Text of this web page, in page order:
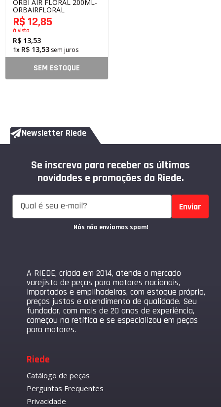
ORBI AIR FLORAL 200ML-
ORBAIRFLORAL
R$ 13,53
R$ 12,85
à vista
1x R$ 13,53 sem juros
SEM ESTOQUE
Newsletter Riede
Se inscreva para receber as últimas
novidades e promoções da Riede.
Enviar
Nós não enviamos spam!
A RIEDE, criada em 2014, atende o mercado
varejista de peças para motores nacionais,
importados e empilhadeiras, com estoque próprio,
preços justos e atendimento de qualidade. Seu
fundador, com mais de 20 anos de experiência,
começou na retífica e se especializou em peças
para motores.
Riede
Catálogo de peças
Perguntas Frequentes
Privacidade